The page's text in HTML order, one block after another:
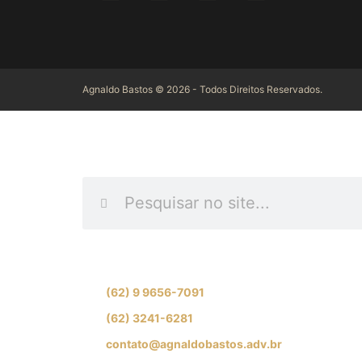
Agnaldo Bastos © 2026 - Todos Direitos Reservados.
(62) 9 9656-7091
(62) 3241-6281
contato@agnaldobastos.adv.br